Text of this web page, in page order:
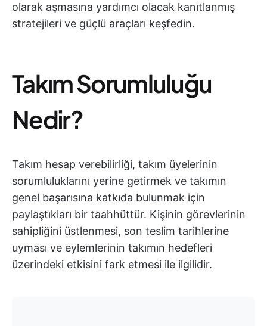
olarak aşmasına yardımcı olacak kanıtlanmış
stratejileri ve güçlü araçları keşfedin.
Takım Sorumluluğu
Nedir?
Takım hesap verebilirliği, takım üyelerinin
sorumluluklarını yerine getirmek ve takımın
genel başarısına katkıda bulunmak için
paylaştıkları bir taahhüttür. Kişinin görevlerinin
sahipliğini üstlenmesi, son teslim tarihlerine
uyması ve eylemlerinin takımın hedefleri
üzerindeki etkisini fark etmesi ile ilgilidir.